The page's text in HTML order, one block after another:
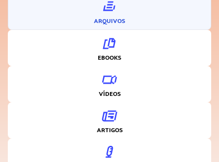
ARQUIVOS
EBOOKS
VÍDEOS
ARTIGOS